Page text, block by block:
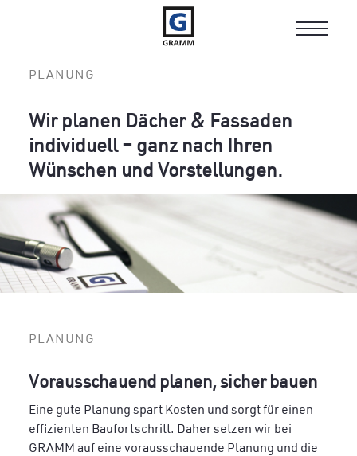
Toggle
PLANUNG
Wir planen Dächer & Fassaden
individuell – ganz nach Ihren
Wünschen und Vorstellungen.
PLANUNG
Vorausschauend planen, sicher bauen
Eine gute Planung spart Kosten und sorgt für einen
effizienten Baufortschritt. Daher setzen wir bei
GRAMM auf eine vorausschauende Planung und die